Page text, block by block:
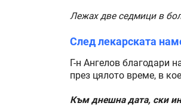
Лежах две седмици в
След лекарската
Г-н Ангелов благодари
през цялото време, в
Към днешна дата, ски